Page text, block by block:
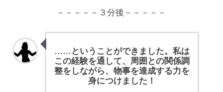
－－－－－３分後－－－－－
……ということができました。私は
この経験を通して、周囲との関係調
整をしながら、物事を達成する力を
身につけました！